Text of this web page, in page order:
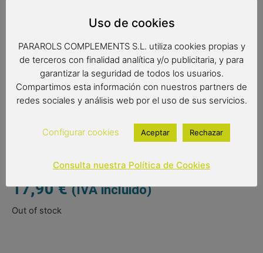
reflectante visible en la oscuridad. Un paraguas con
antiviento. Este paraguas cumple con la normativa de
seguridad de la Comunidad Europea.
Complemento infantil
Paraguas transparente
Paraguas de 8 varillas de 45 cm
17,90€ (IVA incluido)
Out of stock
Uso de cookies
PARAROLS COMPLEMENTS S.L. utiliza cookies propias y
de terceros con finalidad analítica y/o publicitaria, y para
garantizar la seguridad de todos los usuarios.
Compartimos esta información con nuestros partners de
redes sociales y análisis web por el uso de sus servicios.
Configurar cookies Aceptar Rechazar
Consulta nuestra Política de Cookies